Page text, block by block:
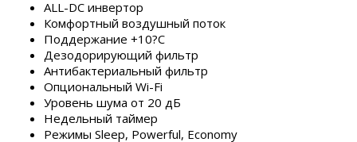
ALL-DC инвертор
Комфортный воздушный поток
Поддержание +10?С
Дезодорирующий фильтр
Антибактериальный фильтр
Опциональный Wi-Fi
Уровень шума от 20 дБ
Недельный таймер
Режимы Sleep, Powerful, Economy